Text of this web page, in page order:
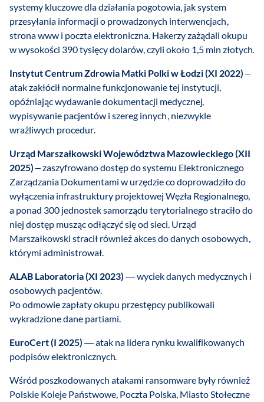
systemy kluczowe dla działania pogotowia, jak system
przesyłania informacji o prowadzonych interwencjach,
strona www i poczta elektroniczna. Hakerzy zażądali okupu
w wysokości 390 tysięcy dolarów, czyli około 1,5 mln złotych.
Instytut Centrum Zdrowia Matki Polki w Łodzi (XI 2022) –
atak zakłócił normalne funkcjonowanie tej instytucji,
opóźniając wydawanie dokumentacji medycznej,
wypisywanie pacjentów i szereg innych, niezwykle
wrażliwych procedur.
Urząd Marszałkowski Województwa Mazowieckiego (XII
2025) – zaszyfrowano dostęp do systemu Elektronicznego
Zarządzania Dokumentami w urzędzie co doprowadziło do
wyłączenia infrastruktury projektowej Węzła Regionalnego,
a ponad 300 jednostek samorządu terytorialnego straciło do
niej dostęp musząc odłączyć się od sieci. Urząd
Marszałkowski stracił również akces do danych osobowych,
którymi administrował.
ALAB Laboratoria (XI 2023) — wyciek danych medycznych i
osobowych pacjentów.
Po odmowie zapłaty okupu przestępcy publikowali
wykradzione dane partiami.
EuroCert (I 2025) — atak na lidera rynku kwalifikowanych
podpisów elektronicznych.
Wśród poszkodowanych atakami ransomware były również
Polskie Koleje Państwowe, Poczta Polska, Miasto Stołeczne